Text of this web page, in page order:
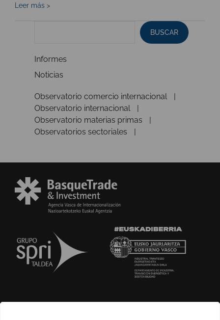
Leer más >
BUSCAR
Informes
Noticias
Observatorio comercio internacional
Observatorio internacional
Observatorio materias primas
Observatorios sectoriales